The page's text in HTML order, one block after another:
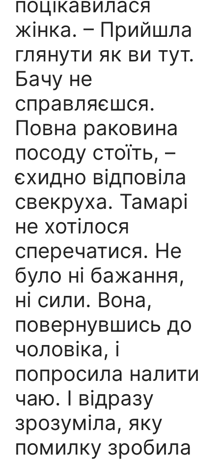
жінка. – Прийшла
глянути як ви тут.
Бачу не
справляєшся.
Повна раковина
посоду стоїть, –
єхидно відповіла
свекруха. Тамарі
не хотілося
сперечатися. Не
було ні бажання,
ні сили. Вона,
повернувшись до
чоловіка, і
попросила налити
чаю. І відразу
зрозуміла, яку
помилку зробила